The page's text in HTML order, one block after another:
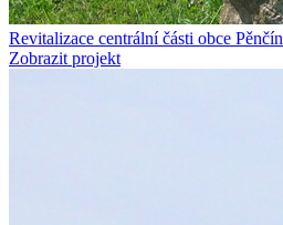
Revitalizace centrální části obce Pěnčín
Zobrazit projekt